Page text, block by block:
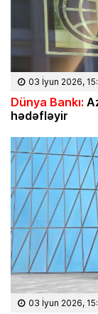
03 İyun 2026,
Dünya Bankı:
hədəfləyir
03 İyun 2026,